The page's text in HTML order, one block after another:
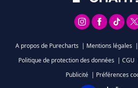
A propos de Purecharts | Mentions légales |
Politique de protection des données | CGU
Publicité | Préférences